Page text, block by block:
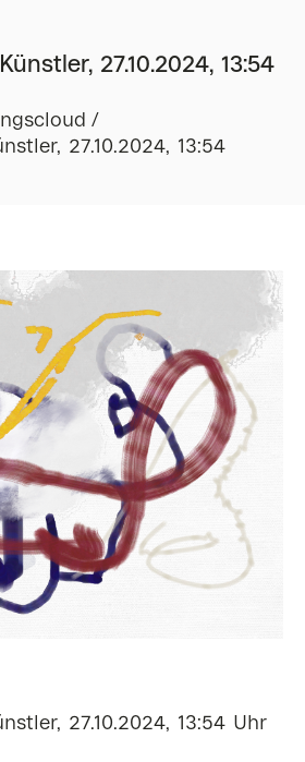
27.10.2024, 13:54
27.10.2024, 13:54
27.10.2024, 13:54 Uhr